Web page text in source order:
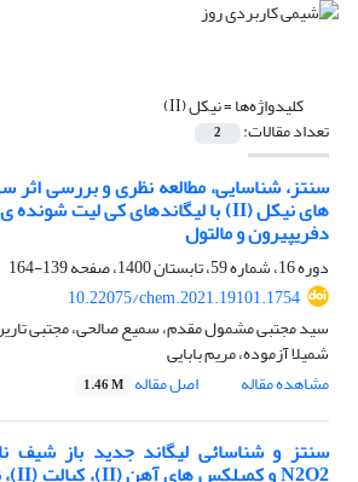
کلیدواژه‌ها =نیکل (II)
تعداد مقالات: 2
سنتز، شناسایی، مطالعه نظری و بررسی
دفریپیرون و مالتول
دوره 16، شماره 59، تابستان 1400، صفحه
139-164
10.22075/chem.2021.19101.1754
سید مجتبی مشمول مقدم، سمیع صالحی، مجتبی
شمیلا آزموده، مریم بابایی
مشاهده مقاله
اصل مقاله 1.46 M
سنتز و شناسائی لیگاند جدید باز شیف